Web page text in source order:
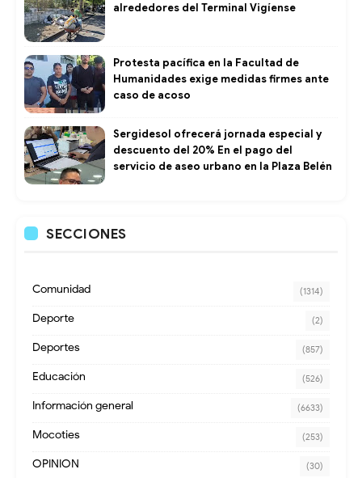
alrededores del Terminal Vigíense
Protesta pacífica en la Facultad de
Humanidades exige medidas firmes ante
caso de acoso
Sergidesol ofrecerá jornada especial y
descuento del 20% En el pago del
servicio de aseo urbano en la Plaza Belén
SECCIONES
Comunidad (1314)
Deporte (2)
Deportes (857)
Educación (526)
Información general (6633)
Mocoties (253)
OPINION (30)